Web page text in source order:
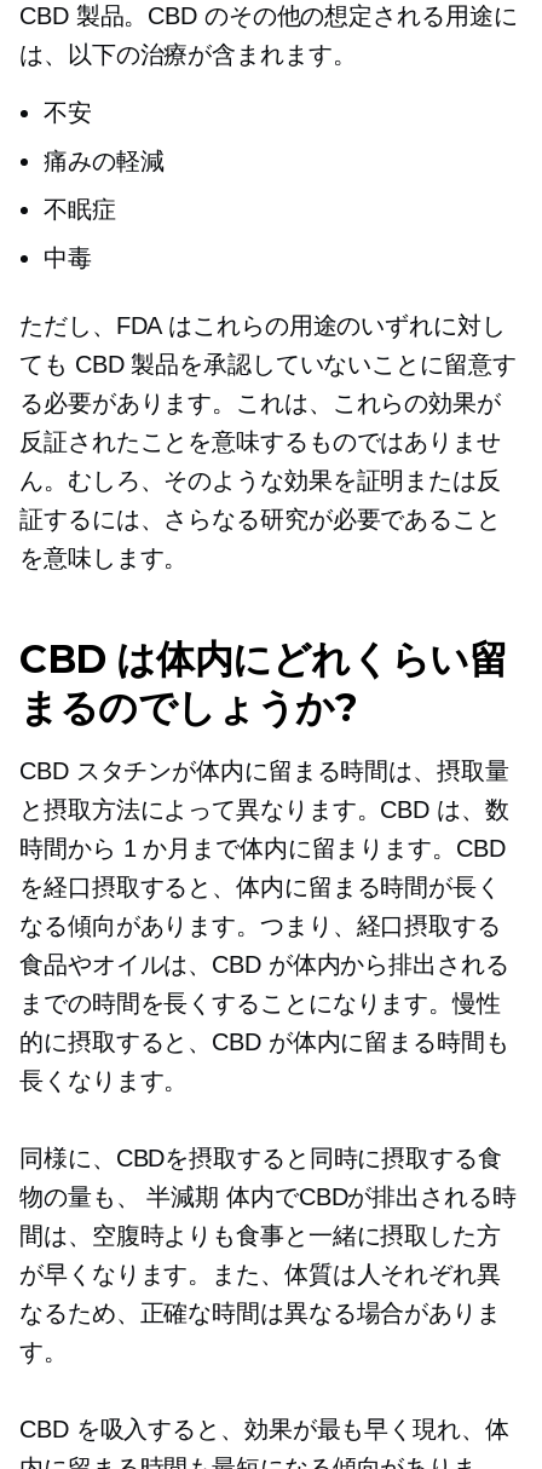
CBD 製品。CBD のその他の想定される用途に
は、以下の治療が含まれます。
不安
痛みの軽減
不眠症
中毒
ただし、FDA はこれらの用途のいずれに対し
ても CBD 製品を承認していないことに留意す
る必要があります。これは、これらの効果が
反証されたことを意味するものではありませ
ん。むしろ、そのような効果を証明または反
証するには、さらなる研究が必要であること
を意味します。
CBD は体内にどれくらい留
まるのでしょうか?
CBD スタチンが体内に留まる時間は、摂取量
と摂取方法によって異なります。CBD は、数
時間から 1 か月まで体内に留まります。CBD
を経口摂取すると、体内に留まる時間が長く
なる傾向があります。つまり、経口摂取する
食品やオイルは、CBD が体内から排出される
までの時間を長くすることになります。慢性
的に摂取すると、CBD が体内に留まる時間も
長くなります。
同様に、CBDを摂取すると同時に摂取する食
物の量も、半減期 体内でCBDが排出される時
間は、空腹時よりも食事と一緒に摂取した方
が早くなります。また、体質は人それぞれ異
なるため、正確な時間は異なる場合がありま
す。
CBD を吸入すると、効果が最も早く現れ、体